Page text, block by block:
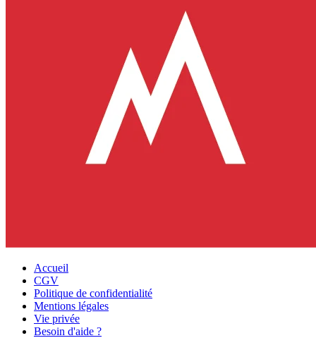
Accueil
CGV
Politique de confidentialité
Mentions légales
Vie privée
Besoin d'aide ?